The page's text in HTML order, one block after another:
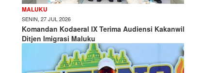
MALUKU
SENIN, 27 JUL 2026
Komandan Kodaeral IX Terima Audiensi Kakanwil
Ditjen Imigrasi Maluku